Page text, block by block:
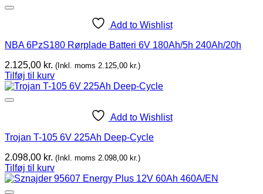
Add to Wishlist
NBA 6PzS180 Rørplade Batteri 6V 180Ah/5h 240Ah/20h
2.125,00 kr. (Inkl. moms 2.125,00 kr.)
Tilføj til kurv
Add to Wishlist
Trojan T-105 6V 225Ah Deep-Cycle
2.098,00 kr. (Inkl. moms 2.098,00 kr.)
Tilføj til kurv